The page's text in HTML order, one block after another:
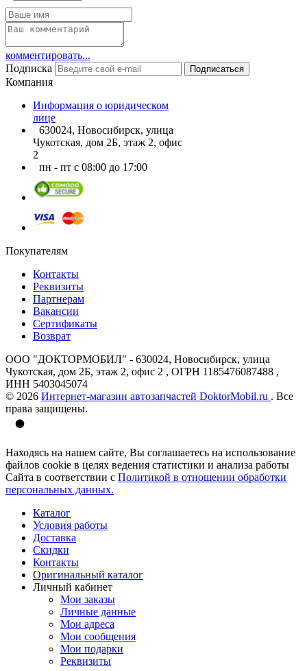
комментировать...
Подписка
Подписаться
Компания
Информация о юридическом
лице
630024, Новосибирск, улица
Чукотская, дом 2Б, этаж 2, офис
2
пн - пт с 08:00 до 17:00
Покупателям
Контакты
Реквизиты
Партнерам
Вакансии
Сертификаты
Возврат
ООО "ДОКТОРМОБИЛ" - 630024, Новосибирск, улица
Чукотская, дом 2Б, этаж 2, офис 2 , ОГРН 1185476087488 ,
ИНН 5403045074
© 2026 Интернет-магазин автозапчастей DoktorMobil.ru . Все
права защищены.
Находясь на нашем сайте, Вы соглашаетесь на использование
файлов cookie в целях ведения статистики и анализа работы
Сайта в соответствии с Политикой в отношении обработки
персональных данных.
Каталог
Условия работы
Доставка
Скидки
Контакты
Оригинальный каталог
Личный кабинет
Мои заказы
Личные данные
Мои адреса
Мои сообщения
Мои подарки
Реквизиты